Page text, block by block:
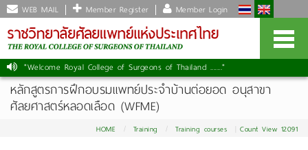
WEB MAIL Member Register Member Login
"Welcome Royal College of Surgeons of Thailand ......."
หลักสูตรการฝึกอบรมแพทย์ประจำบ้านต่อยอด อนุสาขา
ศัลยศาสตร์หลอดเลือด (WFME)
HOME Training Training courses Count View 12091